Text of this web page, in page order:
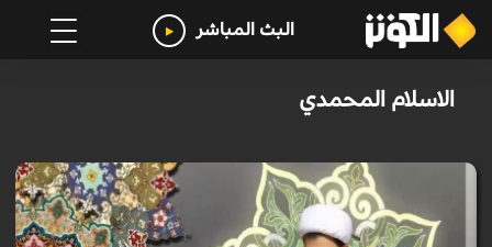
البث المباشر
الاسلام المحمدي